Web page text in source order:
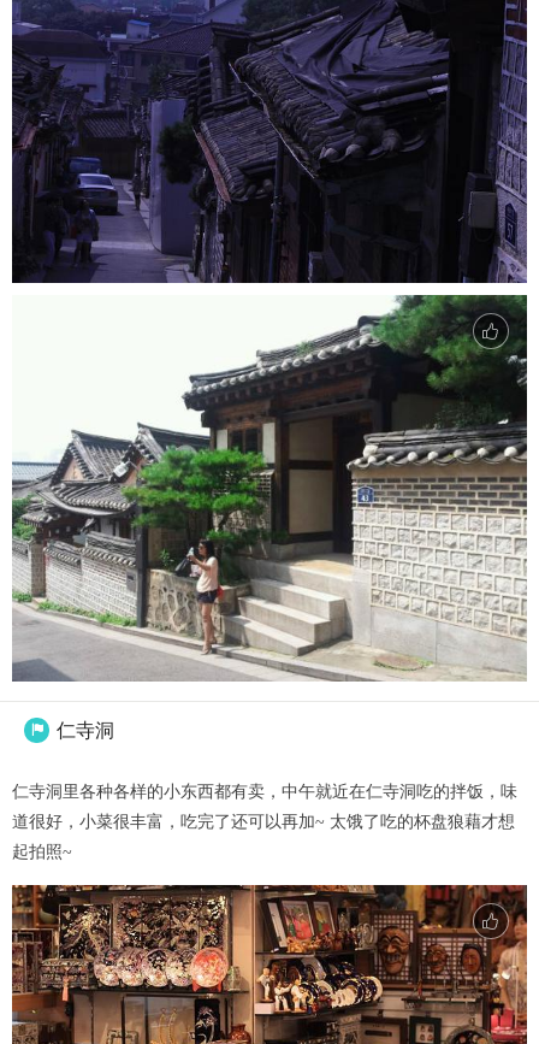
 仁寺洞
仁寺洞里各种各样的小东西都有卖，中午就近在仁寺洞吃的拌饭，味
道很好，小菜很丰富，吃完了还可以再加~ 太饿了吃的杯盘狼藉才想
起拍照~